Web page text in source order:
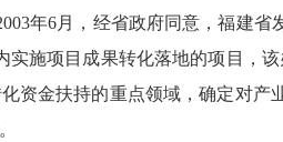
年6月，经省政府同意，福建
施项目成果转化落地的项目，
资金扶持的重点领域，确定对